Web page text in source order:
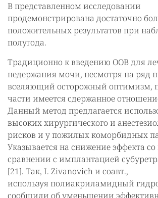
В представленном исследовании
продемонстрирована достаточно
положительных результатов при
полугода.
Традиционно к введению ООВ для
недержания мочи, несмотря на ряд
вселяющий осторожный оптимизм,
части имеется сдержанное
Данный метод предлагается
высоких хирургического и
рисков и у пожилых коморбидных
Указывается на снижение эффекта
сравнении с имплантацией
[21]. Так, I. Zivanovich и соавт.,
используя полиакриламидный
сообщили об уменьшении